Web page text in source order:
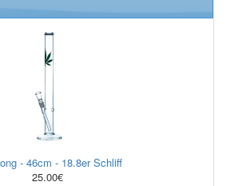
- 46cm - 18.8er Schliff
25.00€